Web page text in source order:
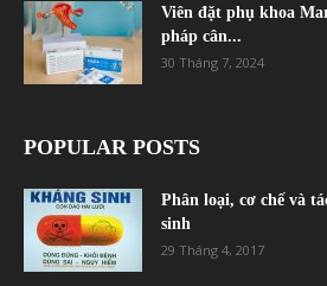
Viên đặt phụ khoa
pháp cân...
30 Tháng 7, 2024
POPULAR POSTS
Phân loại, cơ chế và
sinh
29 Tháng 4, 2017